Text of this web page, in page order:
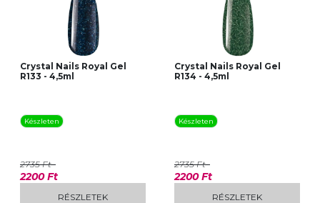
Crystal Nails Royal Gel
R133 - 4,5ml
Készleten
2735 Ft
2200 Ft
RÉSZLETEK
Crystal Nails Royal Gel
R134 - 4,5ml
Készleten
2735 Ft
2200 Ft
RÉSZLETEK